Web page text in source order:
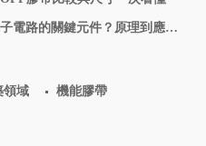
電路的關鍵元件？原理到應用
領域 機能膠帶